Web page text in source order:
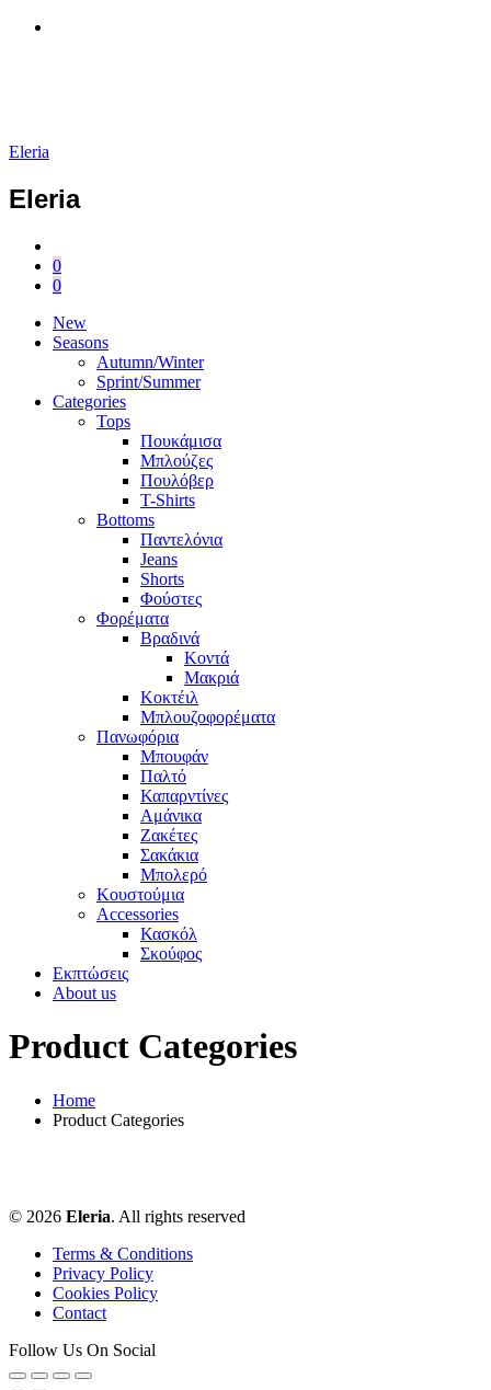
Eleria
Eleria
0
0
New
Seasons
Autumn/Winter
Sprint/Summer
Categories
Tops
Πουκάμισα
Μπλούζες
Πουλόβερ
T-Shirts
Bottoms
Παντελόνια
Jeans
Shorts
Φούστες
Φορέματα
Βραδινά
Κοντά
Μακριά
Κοκτέιλ
Μπλουζοφορέματα
Πανωφόρια
Μπουφάν
Παλτό
Καπαρντίνες
Αμάνικα
Ζακέτες
Σακάκια
Μπολερό
Κουστούμια
Accessories
Κασκόλ
Σκούφος
Εκπτώσεις
About us
Product Categories
Home
Product Categories
© 2026 Eleria. All rights reserved
Terms & Conditions
Privacy Policy
Cookies Policy
Contact
Follow Us On Social